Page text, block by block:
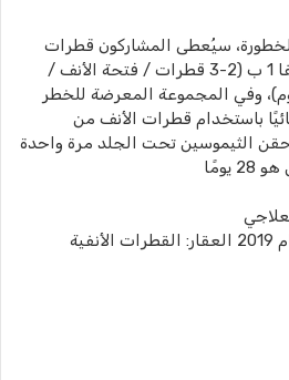
سيُعطى المشاركون قطرات
أنف بشرية من إنترفيرون ألفا 1 ب (2-3 قطرات / فتحة الأنف /
، 4 مرات / يوم)، وفي المجموعة المعرضة للخطر
باستخدام قطرات الأنف من
حقن الثيموسين تحت الجلد مرة واحدة
جائحة كورونا التي ظهرت عام 2019 العقار: القطرات الأنفية